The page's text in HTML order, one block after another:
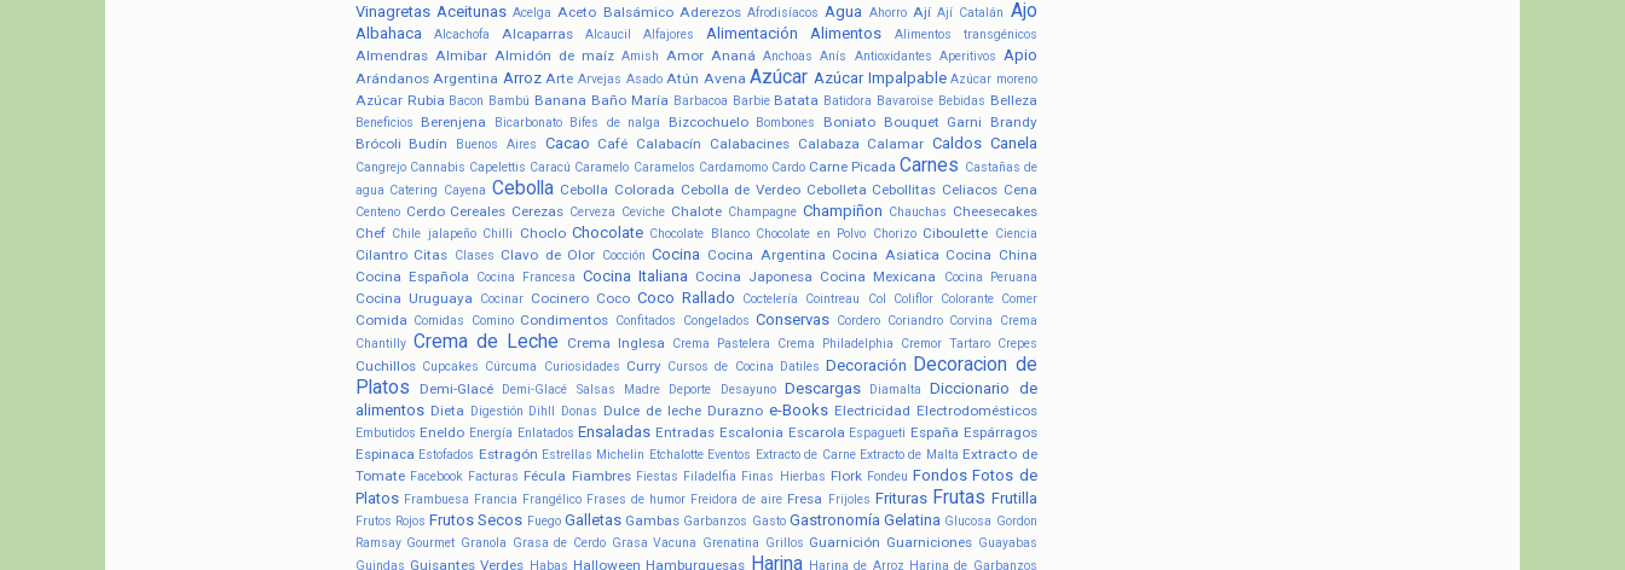
Vinagretas Aceitunas Acelga Aceto Balsámico Aderezos Afrodisíacos Agua Ahorro Ají Ají Catalán Ajo
Albahaca Alcachofa Alcaparras Alcaucil Alfajores Alimentación Alimentos Alimentos transgénicos
Almendras Almibar Almidón de maíz Amish Amor Ananá Anchoas Anís Antioxidantes Aperitivos Apio
Arándanos Argentina Arroz Arte Arvejas Asado Atún Avena Azúcar Azúcar Impalpable Azúcar moreno
Azúcar Rubia Bacon Bambú Banana Baño María Barbacoa Barbie Batata Batidora Bavaroise Bebidas Belleza
Beneficios Berenjena Bicarbonato Bifes de nalga Bizcochuelo Bombones Boniato Bouquet Garni
Brandy
Brócoli Budín Buenos Aires Cacao Café Calabacín Calabacines Calabaza Calamar Caldos Canela
Cangrejo Cannabis Capelettis Caracú Caramelo Caramelos Cardamomo Cardo Carne Picada Carnes Castañas de
agua Catering Cayena Cebolla Cebolla Colorada Cebolla de Verdeo Cebolleta Cebollitas Celiacos Cena
Centeno Cerdo Cereales Cerezas Cerveza Ceviche Chalote Champagne Champiñon Chauchas Cheesecakes
Chef Chile jalapeño Chilli Choclo Chocolate Chocolate Blanco Chocolate en Polvo Chorizo Ciboulette Ciencia
Cilantro Citas Clases Clavo de Olor Cocción Cocina Cocina Argentina Cocina Asiatica Cocina China
Cocina Española
Cocina Francesa Cocina Italiana Cocina Japonesa Cocina Mexicana Cocina Peruana
Cocina Uruguaya Cocinar Cocinero Coco Coco Rallado Coctelería Cointreau Col Coliflor Colorante Comer
Comida Comidas Comino Condimentos Confitados Congelados Conservas Cordero Coriandro Corvina
Crema
Chantilly Crema de Leche Crema Inglesa Crema Pastelera Crema Philadelphia Cremor Tartaro Crepes
Cuchillos Cupcakes Cúrcuma Curiosidades Curry Cursos de Cocina Datiles Decoración Decoracion de
Platos
Demi-Glacé Demi-Glacé Salsas Madre Deporte Desayuno Descargas Diamalta
Diccionario de
alimentos Dieta Digestión Dihll Donas Dulce de leche Durazno e-Books Electricidad Electrodomésticos
Embutidos Eneldo Energía Enlatados Ensaladas Entradas Escalonia Escarola Espagueti España Espárragos
Espinaca Estofados Estragón Estrellas Michelin Etchalotte Eventos Extracto de Carne Extracto de Malta Extracto de
Tomate Facebook Facturas Fécula Fiambres Fiestas Filadelfia Finas Hierbas Flork Fondeu Fondos Fotos de
Platos Frambuesa Francia Frangélico Frases de humor Freidora de aire Fresa Frijoles Frituras Frutas Frutilla
Frutos Rojos Frutos Secos Fuego Galletas Gambas Garbanzos Gasto Gastronomía Gelatina Glucosa Gordon
Ramsay Gourmet Granola Grasa de Cerdo Grasa Vacuna Grenatina Grillos Guarnición Guarniciones Guayabas
Guindas Guisantes Verdes Habas Halloween Hamburguesas Harina Harina de Arroz Harina de Garbanzos